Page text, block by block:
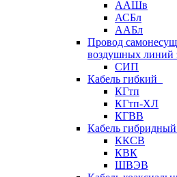
ААШв
АСБл
ААБл
Провод
воздушных линий
СИП
Кабель гибкий
КГтп
КГтп-ХЛ
КГВВ
Кабель гибридный
ККСВ
КВК
ШВЭВ